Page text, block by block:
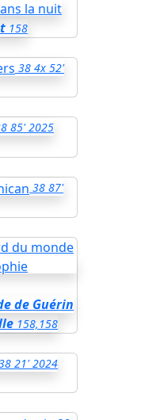
158
38 4x 52'
85' 2025
38 87'
de Guérin
158,158
21' 2024